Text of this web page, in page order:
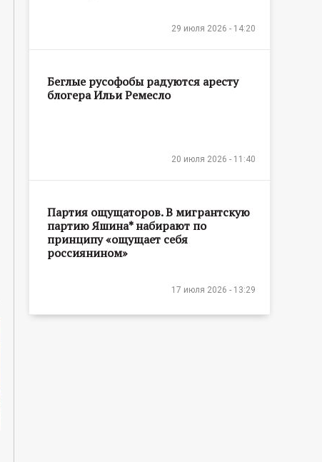
29 июля 2026 - 14:20
Беглые русофобы радуются аресту
блогера Ильи Ремесло
20 июля 2026 - 11:40
Партия ощущаторов. В мигрантскую
партию Яшина* набирают по
принципу «ощущает себя
россиянином»
17 июля 2026 - 13:29